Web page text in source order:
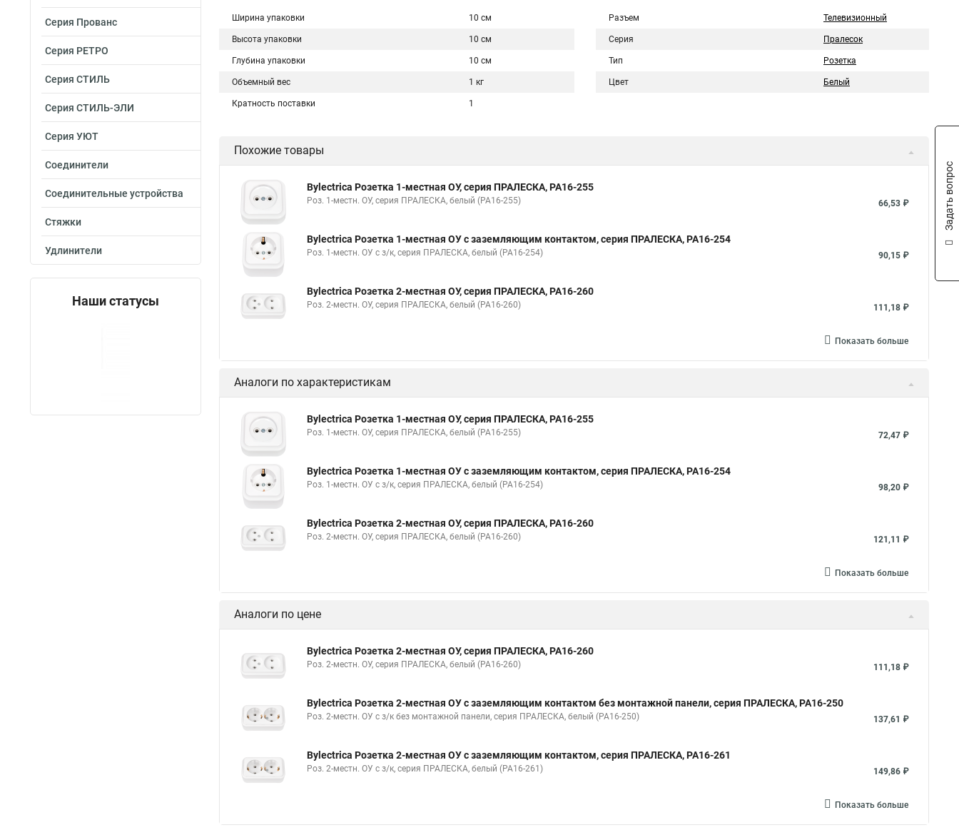
Серия Прованс
Серия РЕТРО
Серия СТИЛЬ
Серия СТИЛЬ-ЭЛИ
Серия УЮТ
Соединители
Соединительные устройства
Стяжки
Удлинители
Наши статусы
Ширина упаковки 10 см
Высота упаковки 10 см
Глубина упаковки 10 см
Объемный вес 1 кг
Кратность поставки 1
Разъем Телевизионный
Серия Пралесок
Тип Розетка
Цвет Белый
Похожие товары
Bylectrica Розетка 1-местная ОУ, серия ПРАЛЕСКА, РА16-255
Роз. 1-местн. ОУ, серия ПРАЛЕСКА, белый (РА16-255) 66,53 ₽
Bylectrica Розетка 1-местная ОУ с заземляющим контактом, серия ПРАЛЕСКА, РА16-254
Роз. 1-местн. ОУ с з/к, серия ПРАЛЕСКА, белый (РА16-254) 90,15 ₽
Bylectrica Розетка 2-местная ОУ, серия ПРАЛЕСКА, РА16-260
Роз. 2-местн. ОУ, серия ПРАЛЕСКА, белый (РА16-260) 111,18 ₽
Показать больше
Аналоги по характеристикам
Bylectrica Розетка 1-местная ОУ, серия ПРАЛЕСКА, РА16-255
Роз. 1-местн. ОУ, серия ПРАЛЕСКА, белый (РА16-255) 72,47 ₽
Bylectrica Розетка 1-местная ОУ с заземляющим контактом, серия ПРАЛЕСКА, РА16-254
Роз. 1-местн. ОУ с з/к, серия ПРАЛЕСКА, белый (РА16-254) 98,20 ₽
Bylectrica Розетка 2-местная ОУ, серия ПРАЛЕСКА, РА16-260
Роз. 2-местн. ОУ, серия ПРАЛЕСКА, белый (РА16-260) 121,11 ₽
Показать больше
Аналоги по цене
Bylectrica Розетка 2-местная ОУ, серия ПРАЛЕСКА, РА16-260
Роз. 2-местн. ОУ, серия ПРАЛЕСКА, белый (РА16-260) 111,18 ₽
Bylectrica Розетка 2-местная ОУ с заземляющим контактом без монтажной панели, серия ПРАЛЕСКА, РА16-250
Роз. 2-местн. ОУ с з/к без монтажной панели, серия ПРАЛЕСКА, белый (РА16-250) 137,61 ₽
Bylectrica Розетка 2-местная ОУ с заземляющим контактом, серия ПРАЛЕСКА, РА16-261
Роз. 2-местн. ОУ с з/к, серия ПРАЛЕСКА, белый (РА16-261) 149,86 ₽
Показать больше
Задать вопрос